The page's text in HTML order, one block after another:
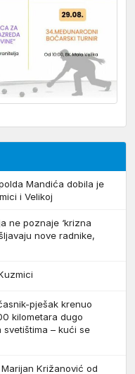
Mandića dobila je
i Velikoj
ne poznaje ‘krizna
nove radnike,
pješak krenuo
kilometara dugo
– kući se
Marijan Križanović od